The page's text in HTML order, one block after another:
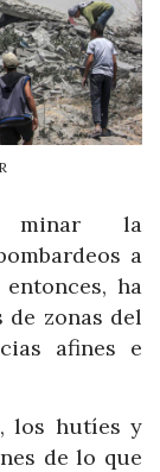
minar la
a
ha
de zonas del
afines e
los hutíes y
de lo que